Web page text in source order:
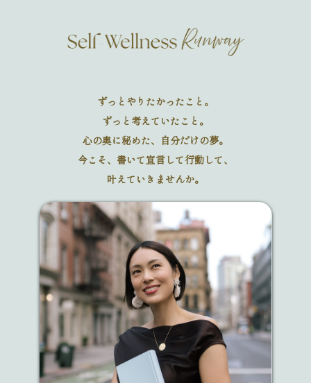
ずっとやりたかったこと。
ずっと考えていたこと。
心の奥に秘めた、自分だけの夢。
今こそ、書いて宣言して行動して、
叶えていきませんか。